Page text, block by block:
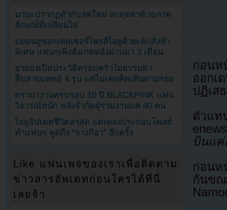
ก่อนห
ออก
ปฏิเส
ตัวแท
บินแค่
ก่อนห
กันข
นานะปรากฏตัวกับลุคใหม่ สะดุดตาด้วยภาพ
ลักษณ์ที่เปลี่ยนไป
บยอนอูซอกเคยเซอร์ไพรส์ไอยูด้วยเค้กสั่งทำ
พิเศษ แฟนๆเพิ่งสังเกตหลังผ่านมา 3 เดือน
ฮายองเปิดประวัติครอบครัวไม่ธรรมดา
สืบสายแพทย์ 4 รุ่น แต่ไม่เคยคิดเดินตามรอย
ดราม่างานครบรอบ 10 ปี BLACKPINK แฟน
วิจารณ์หนัก หลังจำกัดผู้ร่วมงานแค่ 40 คน
ไอยูอัปเดตชีวิตล่าสุด แต่เพลงประกอบโพสต์
ทำแฟนๆ พูดถึง “จางกีฮา” อีกครั้ง
Like แฟนเพจของเราเพื่อติดตาม
ข่าวสารอัพเดทก่อนใครได้ที่นี่
เลยจ้า